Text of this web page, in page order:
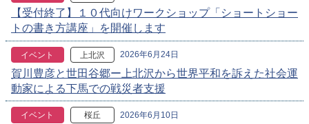
【受付終了】１０代向けワークショップ「ショートショー
トの書き方講座」を開催します
イベント 上北沢 2026年6月24日
賀川豊彦と世田谷郷ー上北沢から世界平和を訴えた社会運
動家による下馬での戦災者支援
イベント 桜丘 2026年6月10日